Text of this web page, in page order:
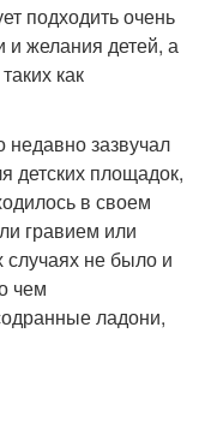
подходить очень
и желания детей, а
как
зазвучал
детских площадок,
в своем
гравием или
случаях не было и
чем
ладони,